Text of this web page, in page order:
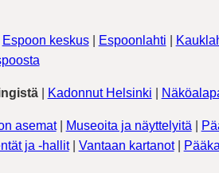
Espoon keskus| Espoonlahti
| Kadonnut Helsinki
asemat| Museoita ja näyttelyitä|
ja -hallit| Vantaan kartanot|